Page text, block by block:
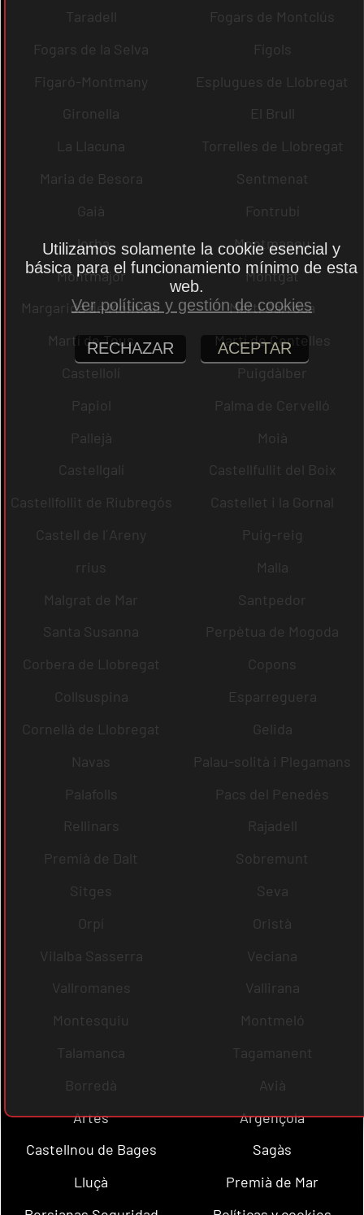
Taradell
Fogars de Montclús
Fogars de la Selva
Fígols
Figaró-Montmany
Esplugues de Llobregat
Gironella
El Brull
La Llacuna
Torrelles de Llobregat
Maria de Besora
Sentmenat
Gaià
Fontrubí
Jorba
Montmaneu
Montmajor
Montgat
Margarida de Montbui
Martí Sarroca
Martí de Tous
Martí de Centelles
Castellolí
Puigdàlber
Papiol
Palma de Cervelló
Pallejà
Moià
Castellgalí
Castellfullit del Boix
Castellfollit de Riubregós
Castellet i la Gornal
Castell de l´Areny
Puig-reig
rrius
Malla
Malgrat de Mar
Santpedor
Santa Susanna
Perpètua de Mogoda
Corbera de Llobregat
Copons
Collsuspina
Esparreguera
Cornellà de Llobregat
Gelida
Navas
Palau-solità i Plegamans
Palafolls
Pacs del Penedès
Rellinars
Rajadell
Premià de Dalt
Sobremunt
Sitges
Seva
Orpí
Oristà
Vilalba Sasserra
Veciana
Vallromanes
Vallirana
Montesquiu
Montmeló
Talamanca
Tagamanent
Borredà
Avià
Artés
Argençola
Castellnou de Bages
Sagàs
Lluçà
Premià de Mar
Utilizamos solamente la cookie esencial y
básica para el funcionamiento mínimo de esta
web.
Ver políticas y gestión de cookies
RECHAZAR ACEPTAR